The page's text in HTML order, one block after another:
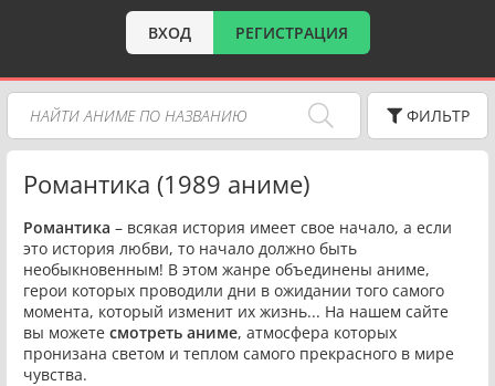
ВХОД РЕГИСТРАЦИЯ
ФИЛЬТР
Романтика (1989 аниме)
Романтика – всякая история имеет свое начало, а если
это история любви, то начало должно быть
необыкновенным! В этом жанре объединены аниме,
герои которых проводили дни в ожидании того самого
момента, который изменит их жизнь... На нашем сайте
вы можете смотреть аниме, атмосфера которых
пронизана светом и теплом самого прекрасного в мире
чувства.